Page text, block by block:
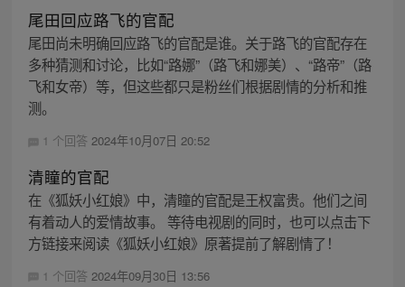
尾田回应路飞的官配
尾田尚未明确回应路飞的官配是谁。关于路飞的官配存在
多种猜测和讨论，比如“路娜”（路飞和娜美）、“路帝”（路
飞和女帝）等，但这些都只是粉丝们根据剧情的分析和推
测。
1 个回答 2024年10月07日 20:52
清瞳的官配
在《狐妖小红娘》中，清瞳的官配是王权富贵。他们之间
有着动人的爱情故事。 等待电视剧的同时，也可以点击下
方链接来阅读《狐妖小红娘》原著提前了解剧情了！
1 个回答 2024年09月30日 13:56